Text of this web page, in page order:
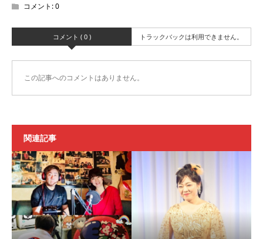
コメント:0
コメント ( 0 ) トラックバックは利用できません。
この記事へのコメントはありません。
関連記事